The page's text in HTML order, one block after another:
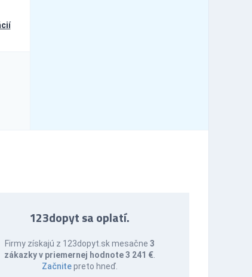
123dopyt sa oplatí.
Firmy získajú z 123dopyt.sk mesačne 3
zákazky v priemernej hodnote 3 241 €.
Začnitepreto hneď.